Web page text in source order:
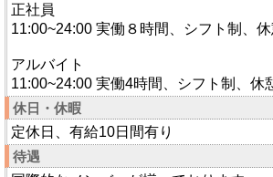
正社員
11:00~24:00 実働８時間、シフト制、休
アルバイト
11:00~24:00 実働4時間、シフト制、休
休日・休暇
定休日、有給10日間有り
待遇